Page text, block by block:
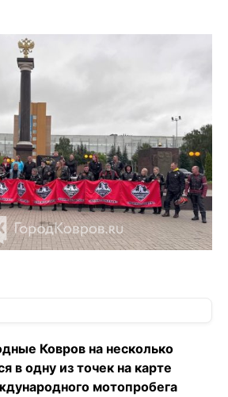
Ковров на несколько
в одну из точек на карте
мотопробега